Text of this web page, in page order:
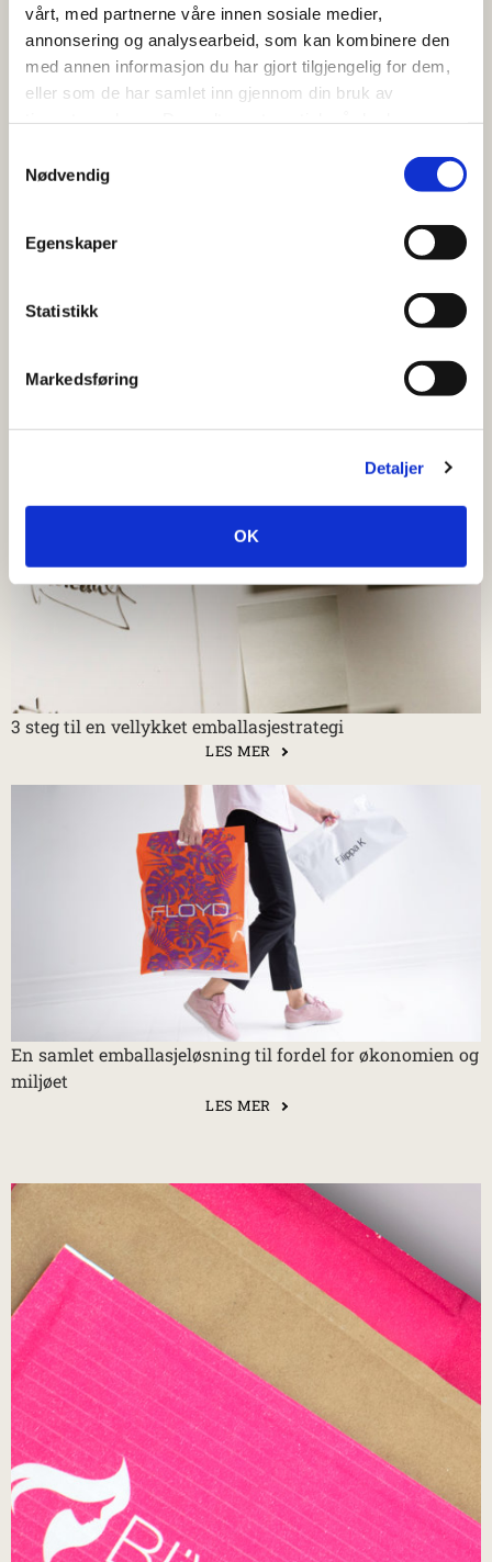
vårt, med partnerne våre innen sosiale medier,
annonsering og analysearbeid, som kan kombinere den
med annen informasjon du har gjort tilgjengelig for dem,
eller som de har samlet inn gjennom din bruk av
Nødvendig
Egenskaper
Statistikk
Markedsføring
Detaljer
OK
Emballasjens rolle i en omnikanalverden
3 steg til en vellykket emballasjestrategi
LES MER
En samlet emballasjeløsning til fordel for økonomien og
miljøet
LES MER